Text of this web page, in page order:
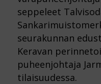
seppeleet
seurakunnan
Keravan
puheenjohtaja
tilaisuudessa.